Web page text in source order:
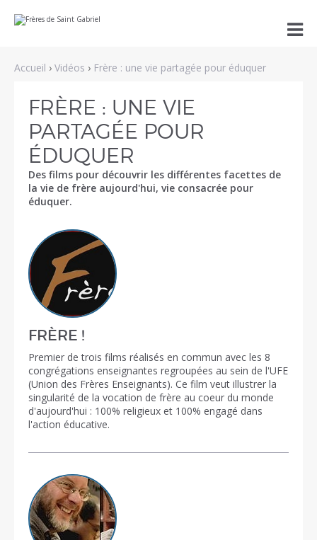
Aller
au
à
Outils
personnels

Accueil › Vidéos › Frère : une vie partagée pour éduquer
FRÈRE : UNE VIE
PARTAGÉE POUR
ÉDUQUER
Des films pour découvrir les différentes facettes de
la vie de frère aujourd'hui, vie consacrée pour
éduquer.
FRÈRE !
Premier de trois films réalisés en commun avec les 8
congrégations enseignantes regroupées au sein de l'UFE
(Union des Frères Enseignants). Ce film veut illustrer la
singularité de la vocation de frère au coeur du monde
d'aujourd'hui : 100% religieux et 100% engagé dans
l'action éducative.